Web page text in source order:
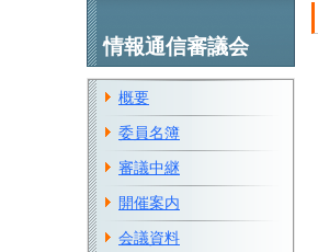
情報通信審議会
概要
委員名簿
審議中継
開催案内
会議資料